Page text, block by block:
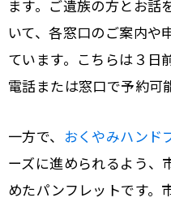
ます。ご遺族の方とお話
いて、各窓口のご案内や
ています。こちらは３日
電話または窓口で予約可
一方で、 おくやみハンド
ーズに進められるよう、
めたパンフレットです。